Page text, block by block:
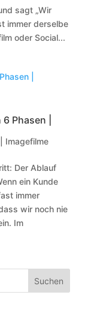
sagt „Wir
immer derselbe
oder Social...
Phasen |
Imagefilme
Der Ablauf
ein Kunde
immer
wir noch nie
Im
Suchen